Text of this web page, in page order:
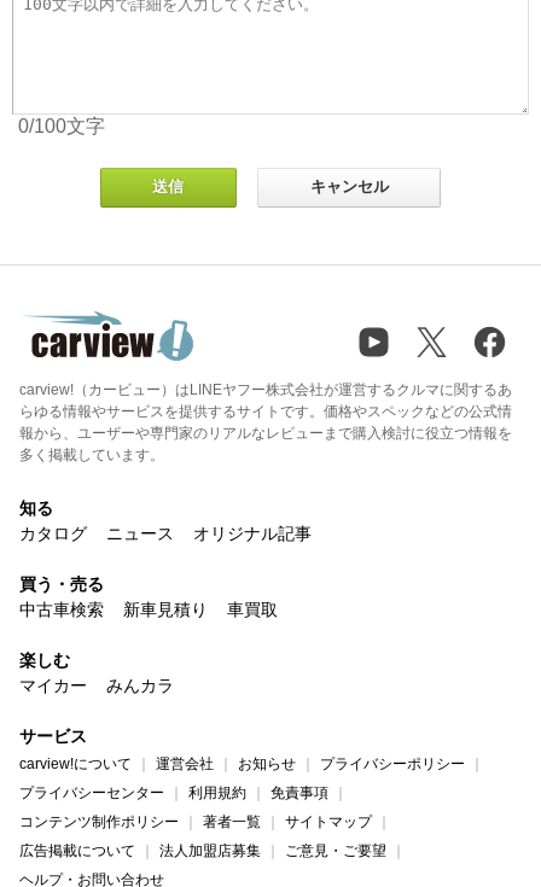
0/100文字
carview!（カービュー）はLINEヤフー株式会社が運営するクルマに関するあ
らゆる情報やサービスを提供するサイトです。価格やスペックなどの公式情
報から、ユーザーや専門家のリアルなレビューまで購入検討に役立つ情報を
多く掲載しています。
知る
カタログ
ニュース オリジナル記事
買う・売る
中古車検索
新車見積り 車買取
楽しむ
マイカー
みんカラ
サービス
carview!について 運営会社 お知らせ
プライバシーポリシー
プライバシーセンター
利用規約
免責事項
コンテンツ制作ポリシー
著者一覧
サイトマップ
広告掲載について
法人加盟店募集
ご意見・ご要望
ヘルプ・お問い合わせ